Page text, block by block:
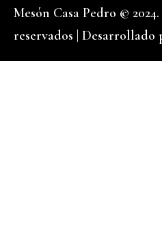
Mesón Casa Pedro ©
reservados | Desarrollado